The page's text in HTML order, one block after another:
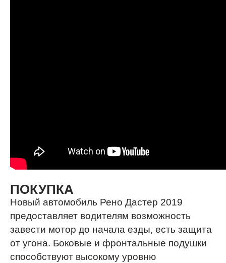
ПОКУПКА
Новый автомобиль Рено Дастер 2019
предоставляет водителям возможность
завести мотор до начала езды, есть защита
от угона. Боковые и фронтальные подушки
способствуют высокому уровню